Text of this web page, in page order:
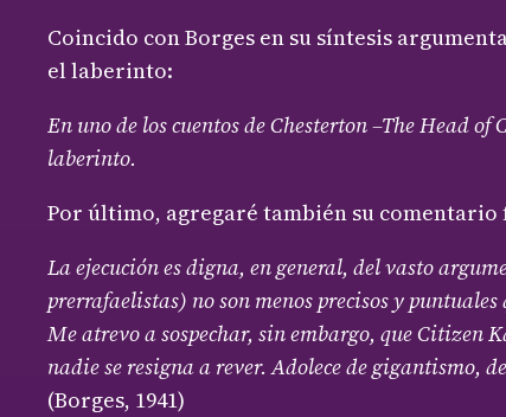
Coincido con Borges en su síntesis
el laberinto:
En uno de los cuentos de Chesterton –The Head
laberinto.
Por último, agregaré también su
La ejecución es digna, en general, del vasto
prerrafaelistas) no son menos precisos y puntuales
Me atrevo a sospechar, sin embargo, que Citizen
nadie se resigna a rever. Adolece de gigantismo,
(Borges, 1941)